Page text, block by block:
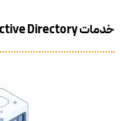
خدمات Active Directory و احراز هویت